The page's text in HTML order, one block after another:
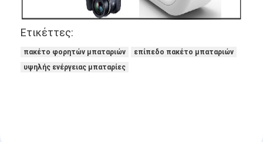
Ετικέττες:
πακέτο φορητών μπαταριών
επίπεδο πακέτο μπαταριών
υψηλής ενέργειας μπαταρίες